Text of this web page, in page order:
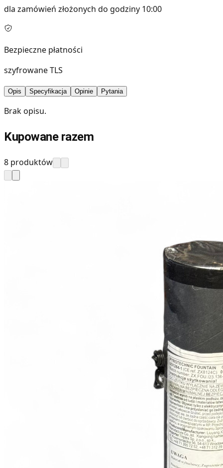
dla zamówień złożonych do godziny 10:00
Bezpieczne płatności
szyfrowane TLS
Opis Specyfikacja Opinie Pytania
Brak opisu.
Kupowane razem
8 produktów